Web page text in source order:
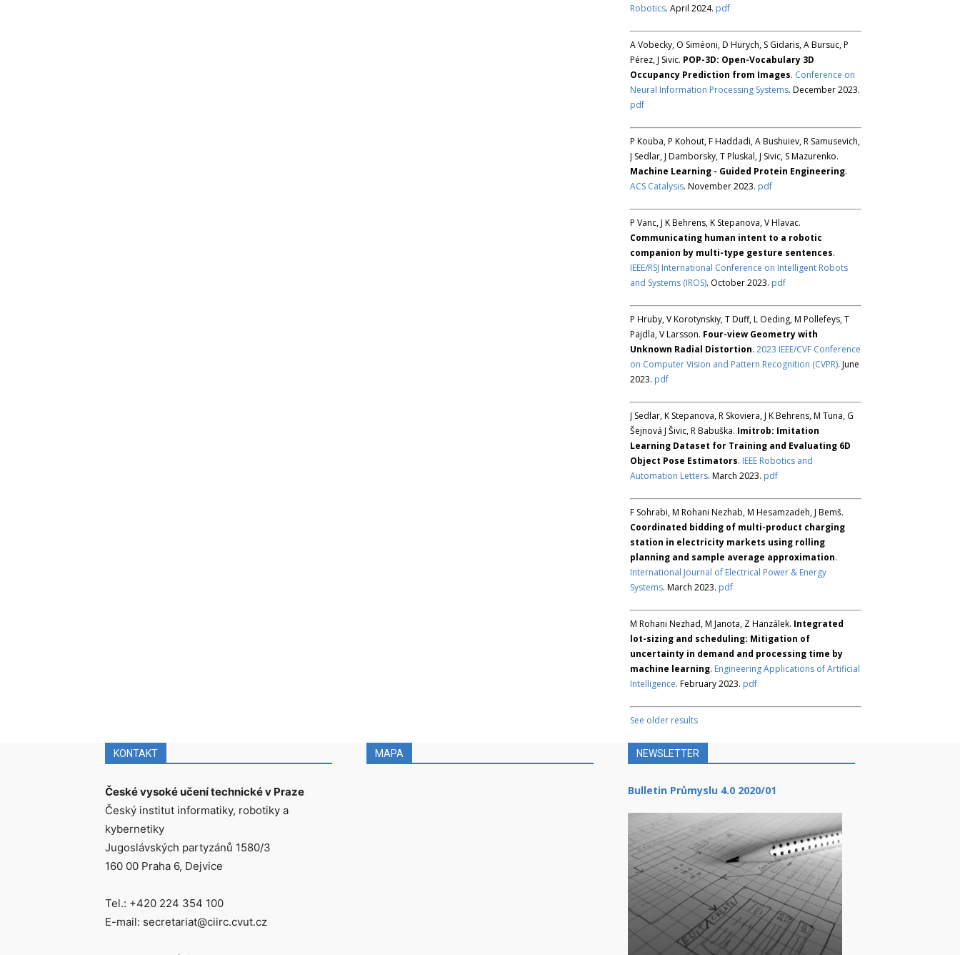
Robotics. April 2024. pdf
A Vobecky, O Siméoni, D Hurych, S Gidaris, A Bursuc, P
Pérez, J Sivic. POP-3D: Open-Vocabulary 3D
Occupancy Prediction from Images. Conference on
Neural Information Processing Systems. December 2023.
pdf
P Kouba, P Kohout, F Haddadi, A Bushuiev, R Samusevich,
J Sedlar, J Damborsky, T Pluskal, J Sivic, S Mazurenko.
Machine Learning - Guided Protein Engineering.
ACS Catalysis. November 2023. pdf
P Vanc, J K Behrens, K Stepanova, V Hlavac.
Communicating human intent to a robotic
companion by multi-type gesture sentences.
IEEE/RSJ International Conference on Intelligent Robots
and Systems (IROS). October 2023. pdf
P Hruby, V Korotynskiy, T Duff, L Oeding, M Pollefeys, T
Pajdla, V Larsson. Four-view Geometry with
Unknown Radial Distortion. 2023 IEEE/CVF Conference
on Computer Vision and Pattern Recognition (CVPR). June
2023. pdf
J Sedlar, K Stepanova, R Skoviera, J K Behrens, M Tuna, G
Šejnová J Šivic, R Babuška. Imitrob: Imitation
Learning Dataset for Training and Evaluating 6D
Object Pose Estimators. IEEE Robotics and
Automation Letters. March 2023. pdf
F Sohrabi, M Rohani Nezhab, M Hesamzadeh, J Bemš.
Coordinated bidding of multi-product charging
station in electricity markets using rolling
planning and sample average approximation.
International Journal of Electrical Power & Energy
Systems. March 2023. pdf
M Rohani Nezhad, M Janota, Z Hanzálek. Integrated
lot-sizing and scheduling: Mitigation of
uncertainty in demand and processing time by
machine learning. Engineering Applications of Artificial
Intelligence. February 2023. pdf
See older results
KONTAKT
České vysoké učení technické v Praze
Český institut informatiky, robotiky a
kybernetiky
Jugoslávských partyzánů 1580/3
160 00 Praha 6, Dejvice
Tel.: +420 224 354 100
E-mail: secretariat@ciirc.cvut.cz
MAPA NEWSLETTER
Bulletin Průmyslu 4.0 2020/01